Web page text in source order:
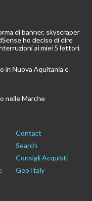
di banner, skyscraper
ho deciso di dire
ai miei 5 lettori.
in Nuova Aquitania e
nelle Marche
Contact
Search
Consigli Acquisti
Geo Italy